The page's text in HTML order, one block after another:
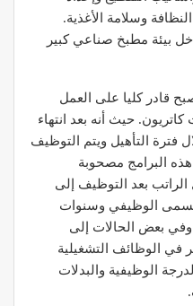
وسلامة الأغذية.
بيئة مطبخ صناعي كبير
قادر كليا على العمل
حيث أنه بعد انتهاء
فترة التأهيل ويتم التوظيف
هذه البرامج مصحوبة
بعد التوظيف إلى
الوظيفي وسنوات
وفي بعض الحالات إلى
ريال أو أكثر في الوظائف التشغيلية
الوظيفية والبدلات